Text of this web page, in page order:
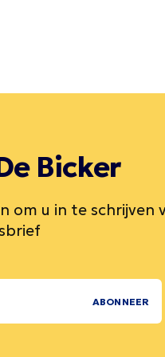
Bicker
om u in te schrijven
ABONNEER